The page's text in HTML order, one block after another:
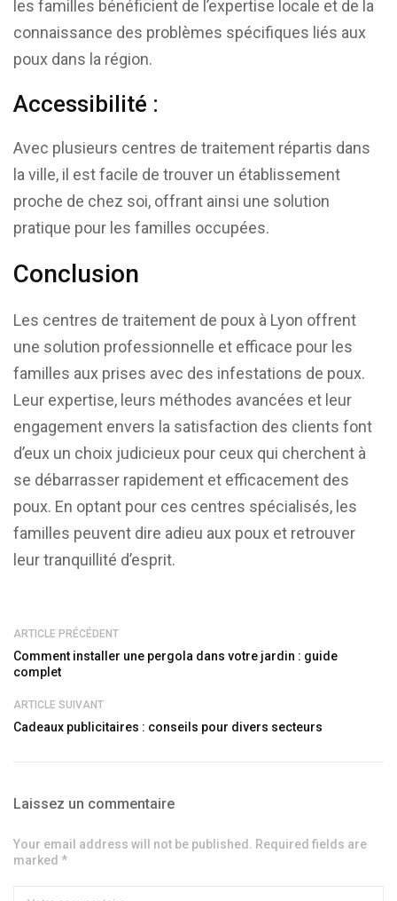
les familles bénéficient de l’expertise locale et de la
connaissance des problèmes spécifiques liés aux
poux dans la région.
Accessibilité :
Avec plusieurs centres de traitement répartis dans
la ville, il est facile de trouver un établissement
proche de chez soi, offrant ainsi une solution
pratique pour les familles occupées.
Conclusion
Les centres de traitement de poux à Lyon offrent
une solution professionnelle et efficace pour les
familles aux prises avec des infestations de poux.
Leur expertise, leurs méthodes avancées et leur
engagement envers la satisfaction des clients font
d’eux un choix judicieux pour ceux qui cherchent à
se débarrasser rapidement et efficacement des
poux. En optant pour ces centres spécialisés, les
familles peuvent dire adieu aux poux et retrouver
leur tranquillité d’esprit.
ARTICLE PRÉCÉDENT
Comment installer une pergola dans votre jardin : guide
complet
ARTICLE SUIVANT
Cadeaux publicitaires : conseils pour divers secteurs
Laissez un commentaire
Your email address will not be published. Required fields are
marked *